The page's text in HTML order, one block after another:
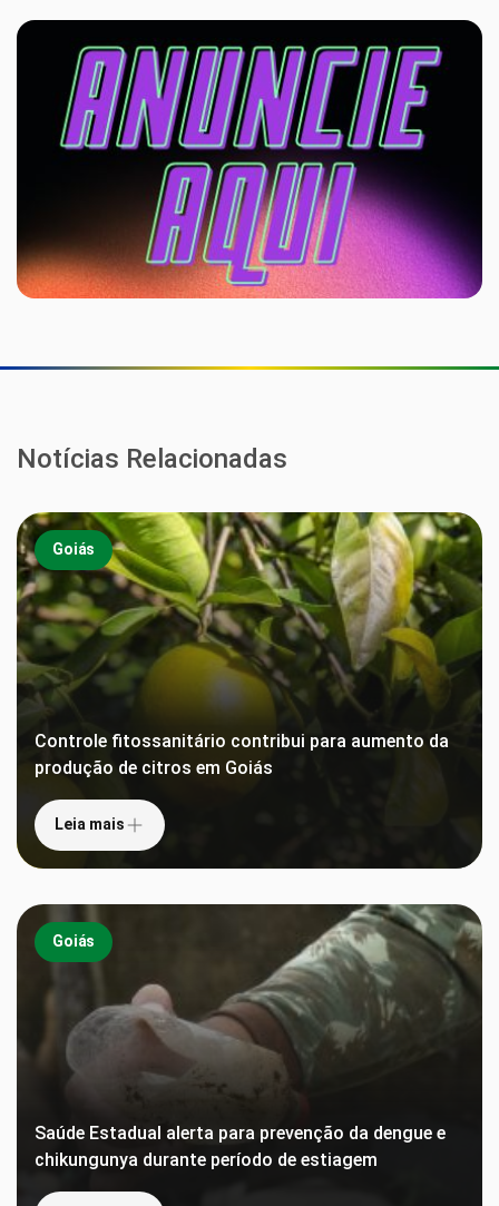
Notícias Relacionadas
Goiás
Controle fitossanitário contribui para aumento da
produção de citros em Goiás
Leia mais
Goiás
Saúde Estadual alerta para prevenção da dengue e
chikungunya durante período de estiagem